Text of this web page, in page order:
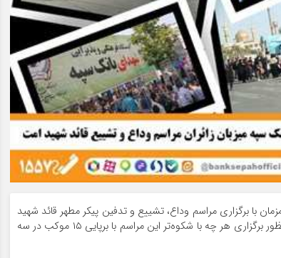
با برگزاری مراسم وداع، تشییع و تدفین پیکر مطهر قائد شهید
امت حضرت امام خامنه‌ای (رضوان الله تعالی علیه)، این بانک به منظور برگزاری هر چه با شکوه‌تر این مراسم با برپایی ۱۵ موکب در سه